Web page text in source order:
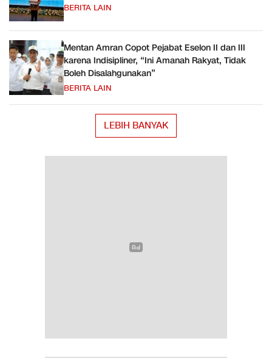
BERITA LAIN
Mentan Amran Copot Pejabat Eselon II dan III
karena Indisipliner, “Ini Amanah Rakyat, Tidak
Boleh Disalahgunakan”
BERITA LAIN
LEBIH BANYAK